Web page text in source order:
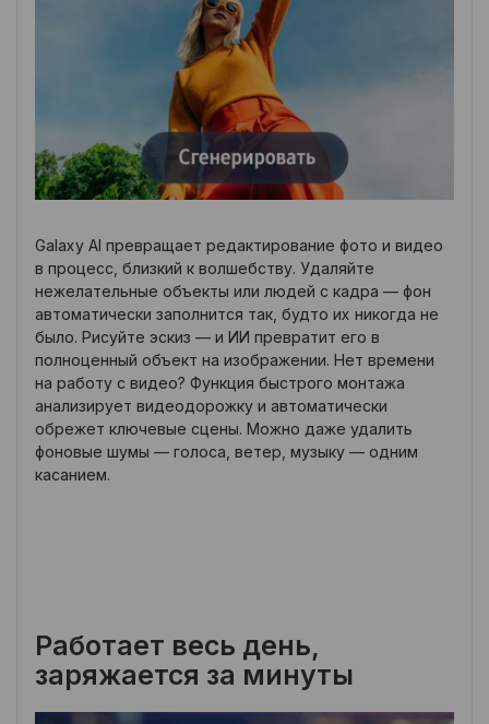
Galaxy AI превращает редактирование фото и видео
в процесс, близкий к волшебству. Удаляйте
нежелательные объекты или людей с кадра — фон
автоматически заполнится так, будто их никогда не
было. Рисуйте эскиз — и ИИ превратит его в
полноценный объект на изображении. Нет времени
на работу с видео? Функция быстрого монтажа
анализирует видеодорожку и автоматически
обрежет ключевые сцены. Можно даже удалить
фоновые шумы — голоса, ветер, музыку — одним
касанием.
Работает весь день,
заряжается за минуты